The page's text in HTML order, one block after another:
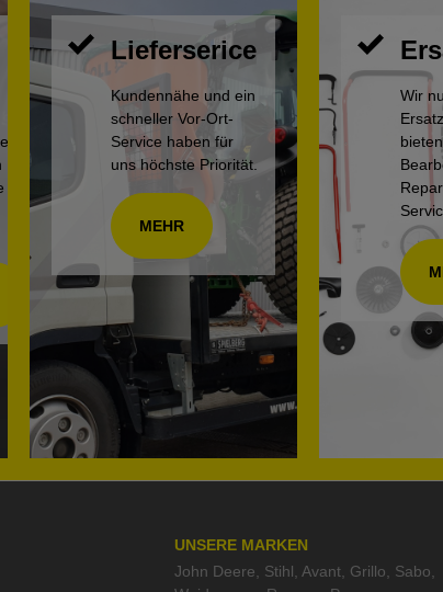
Lieferserice
Kundennähe und ein
schneller Vor-Ort-
Service haben für
uns höchste Priorität.
MEHR
Wir
UNSERE MARKEN
John Deere
Stihl Avant Grillo Sabo